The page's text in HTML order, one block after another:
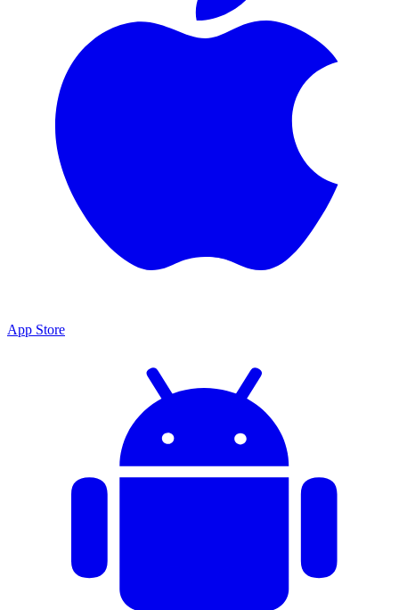
App Store